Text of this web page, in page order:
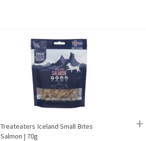
Treateaters Iceland Small Bites
Salmon | 70g
+